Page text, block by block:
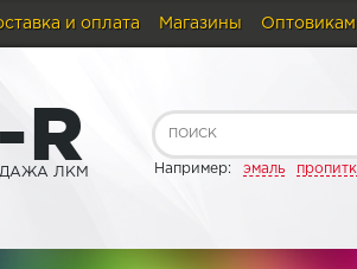
и оплата Магазины Оптовикам
-R
ЛКМ Например: эмаль